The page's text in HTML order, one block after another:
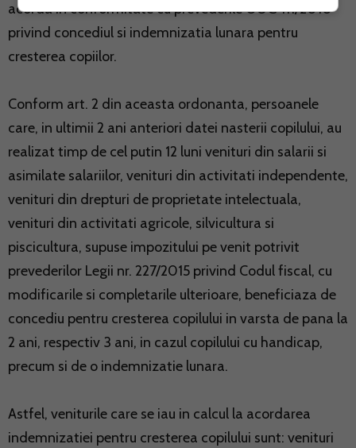
acorda in conformitate cu prevederile OUG 111/2010
privind concediul si indemnizatia lunara pentru
cresterea copiilor.
Conform art. 2 din aceasta ordonanta, persoanele
care, in ultimii 2 ani anteriori datei nasterii copilului, au
realizat timp de cel putin 12 luni venituri din salarii si
asimilate salariilor, venituri din activitati independente,
venituri din drepturi de proprietate intelectuala,
venituri din activitati agricole, silvicultura si
piscicultura, supuse impozitului pe venit potrivit
prevederilor Legii nr. 227/2015 privind Codul fiscal, cu
modificarile si completarile ulterioare, beneficiaza de
concediu pentru cresterea copilului in varsta de pana la
2 ani, respectiv 3 ani, in cazul copilului cu handicap,
precum si de o indemnizatie lunara.
Astfel, veniturile care se iau in calcul la acordarea
indemnizatiei pentru cresterea copilului sunt: venituri